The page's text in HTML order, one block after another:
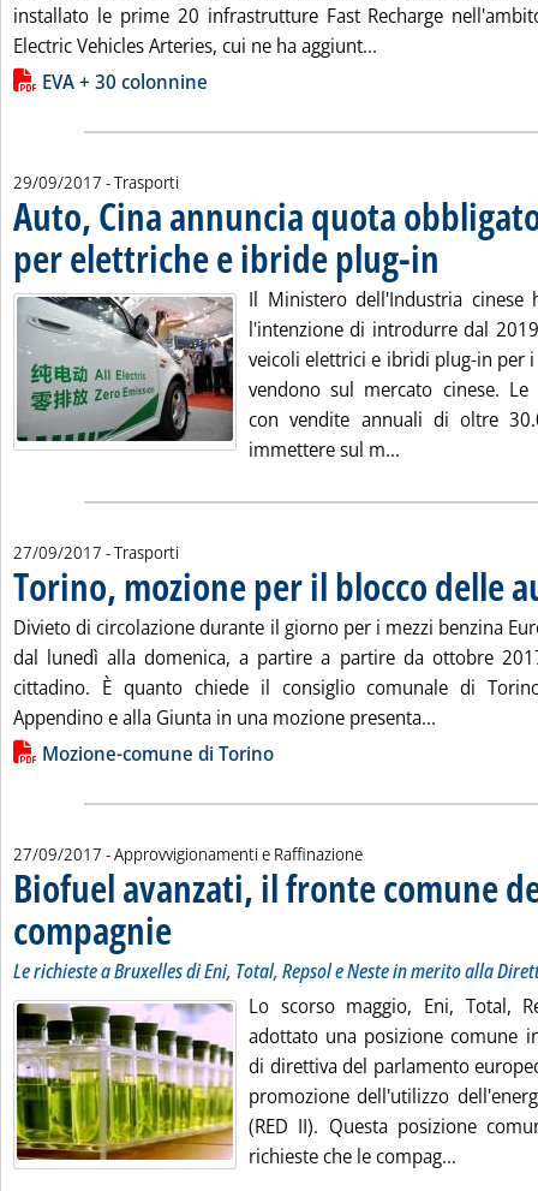
installato le prime 20 infrastrutture Fast Recharge
Electric Vehicles Arteries, cui ne ha aggiunt...
Lista allegati PDF alla notizia
EVA + 30 colonnine
29/09/2017 - Trasporti
Auto, Cina annuncia quota
per elettriche e ibride plug-in . Pubblicata
Il Ministero dell'Industria cinese
l'intenzione di introdurre dal
veicoli elettrici e ibridi plug-in per
vendono sul mercato cinese. Le
con vendite annuali di oltre
immettere sul m...
27/09/2017 - Trasporti
Torino, mozione per il blocco delle
Divieto di circolazione durante il giorno per i mezzi benzina
dal lunedì alla domenica, a partire a partire da ottobre
cittadino. È quanto chiede il consiglio comunale di
Appendino e alla Giunta in una mozione presenta...
Lista allegati PDF alla notizia
Mozione-comune di Torino
27/09/2017 - Approvvigionamenti e Raffinazione
Biofuel avanzati, il fronte comune
compagnie
Le richieste a Bruxelles di Eni, Total, Repsol e Neste in merito alla
Lo scorso maggio, Eni, Total,
adottato una posizione comune
di direttiva del parlamento
promozione dell'utilizzo
(RED II). Questa posizione
richieste che le compag...